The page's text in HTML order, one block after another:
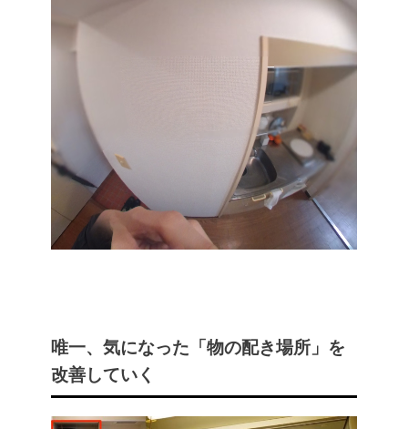
唯一、気になった「物の配き場所」を
改善していく